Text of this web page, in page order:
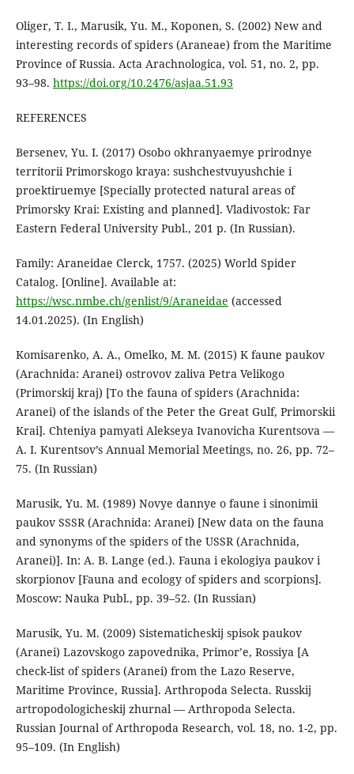
Oliger, T. I., Marusik, Yu. M., Koponen, S. (2002) New and
interesting records of spiders (Araneae) from the Maritime
Province of Russia. Acta Arachnologica, vol. 51, no. 2, pp.
93–98. https://doi.org/10.2476/asjaa.51.93
REFERENCES
Bersenev, Yu. I. (2017) Osobo okhranyaemye prirodnye
territorii Primorskogo kraya: sushchestvuyushchie i
proektiruemye [Specially protected natural areas of
Primorsky Krai: Existing and planned]. Vladivostok: Far
Eastern Federal University Publ., 201 p. (In Russian).
Family: Araneidae Clerck, 1757. (2025) World Spider
Catalog. [Online]. Available at:
https://wsc.nmbe.ch/genlist/9/Araneidae (accessed
14.01.2025). (In English)
Komisarenko, A. A., Omelko, M. M. (2015) K faune paukov
(Arachnida: Aranei) ostrovov zaliva Petra Velikogo
(Primorskij kraj) [To the fauna of spiders (Arachnida:
Aranei) of the islands of the Peter the Great Gulf, Primorskii
Krai]. Chteniya pamyati Alekseya Ivanovicha Kurentsova —
A. I. Kurentsov’s Annual Memorial Meetings, no. 26, pp. 72–
75. (In Russian)
Marusik, Yu. M. (1989) Novye dannye o faune i sinonimii
paukov SSSR (Arachnida: Aranei) [New data on the fauna
and synonyms of the spiders of the USSR (Arachnida,
Aranei)]. In: A. B. Lange (ed.). Fauna i ekologiya paukov i
skorpionov [Fauna and ecology of spiders and scorpions].
Moscow: Nauka Publ., pp. 39–52. (In Russian)
Marusik, Yu. M. (2009) Sistematicheskij spisok paukov
(Aranei) Lazovskogo zapovednika, Primor’e, Rossiya [A
check-list of spiders (Aranei) from the Lazo Reserve,
Maritime Province, Russia]. Arthropoda Selecta. Russkij
artropodologicheskij zhurnal — Arthropoda Selecta.
Russian Journal of Arthropoda Research, vol. 18, no. 1-2, pp.
95–109. (In English)